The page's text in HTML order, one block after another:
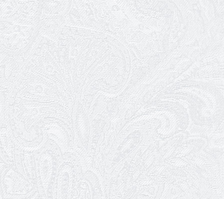
Онлайн-трансляція концерту «Хто
кого?»
09.05.2026
Ювілей Олександра Ланге
08.05.2026
Відновлення мюзиклу «Ханум»
06.05.2026
Вітаємо з прем'єрою у виставі «Два
кольори однієї долі» Катерину Мись!
26.04.2026
З першою прем'єрою 2026 року!
25.04.2026
Трудовий ювілей Ауріки Ахметової